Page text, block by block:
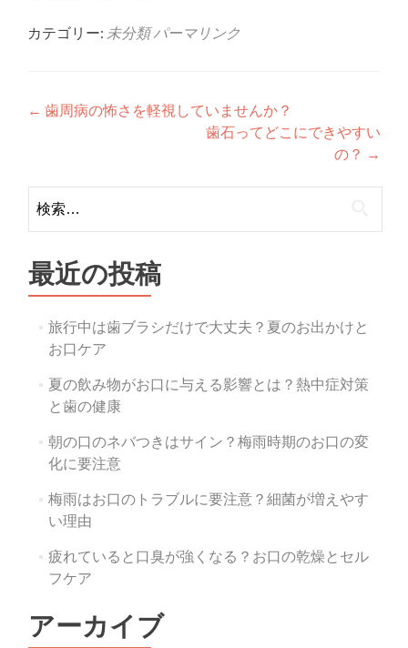
カテゴリー: 未分類 パーマリンク
投
ナ
ビ
ゲ
ー
シ
ョ
ン
← 歯周病の怖さを軽視していませんか？
歯石ってどこにできやすい
の？ →
索:
最近の投稿
旅行中は歯ブラシだけで大丈夫？夏のお出かけと
お口ケア
夏の飲み物がお口に与える影響とは？熱中症対策
と歯の健康
朝の口のネバつきはサイン？梅雨時期のお口の変
化に要注意
梅雨はお口のトラブルに要注意？細菌が増えやす
い理由
疲れていると口臭が強くなる？お口の乾燥とセル
フケア
アーカイブ